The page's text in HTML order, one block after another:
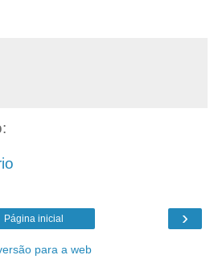
›
Página inicial
para a web